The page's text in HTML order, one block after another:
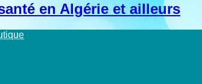
en Algérie et ailleurs